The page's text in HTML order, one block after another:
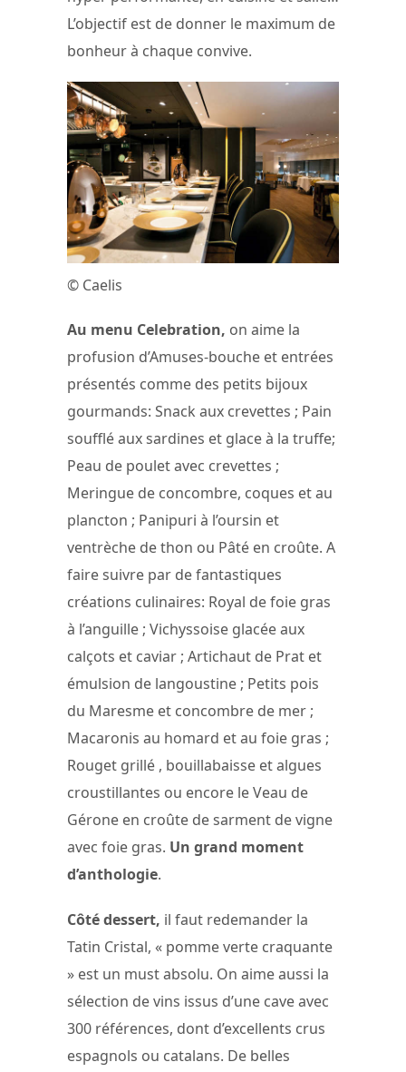
L’objectif est de donner le maximum de
bonheur à chaque convive.
© Caelis
Au menu Celebration, on aime la
profusion d’Amuses-bouche et entrées
présentés comme des petits bijoux
gourmands: Snack aux crevettes ; Pain
soufflé aux sardines et glace à la truffe;
Peau de poulet avec crevettes ;
Meringue de concombre, coques et au
plancton ; Panipuri à l’oursin et
ventrèche de thon ou Pâté en croûte. A
faire suivre par de fantastiques
créations culinaires: Royal de foie gras
à l’anguille ; Vichyssoise glacée aux
calçots et caviar ; Artichaut de Prat et
émulsion de langoustine ; Petits pois
du Maresme et concombre de mer ;
Macaronis au homard et au foie gras ;
Rouget grillé , bouillabaisse et algues
croustillantes ou encore le Veau de
Gérone en croûte de sarment de vigne
avec foie gras. Un grand moment
d’anthologie.
Côté dessert, il faut redemander la
Tatin Cristal, « pomme verte craquante
» est un must absolu. On aime aussi la
sélection de vins issus d’une cave avec
300 références, dont d’excellents crus
espagnols ou catalans. De belles